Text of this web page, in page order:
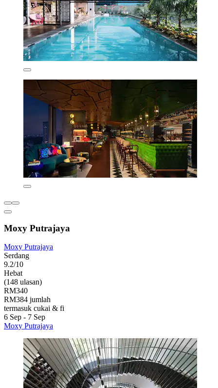
Moxy Putrajaya
Moxy Putrajaya
Serdang
9.2/10
Hebat
(148 ulasan)
RM340
RM384 jumlah
termasuk cukai & fi
6 Sep - 7 Sep
Moxy Putrajaya